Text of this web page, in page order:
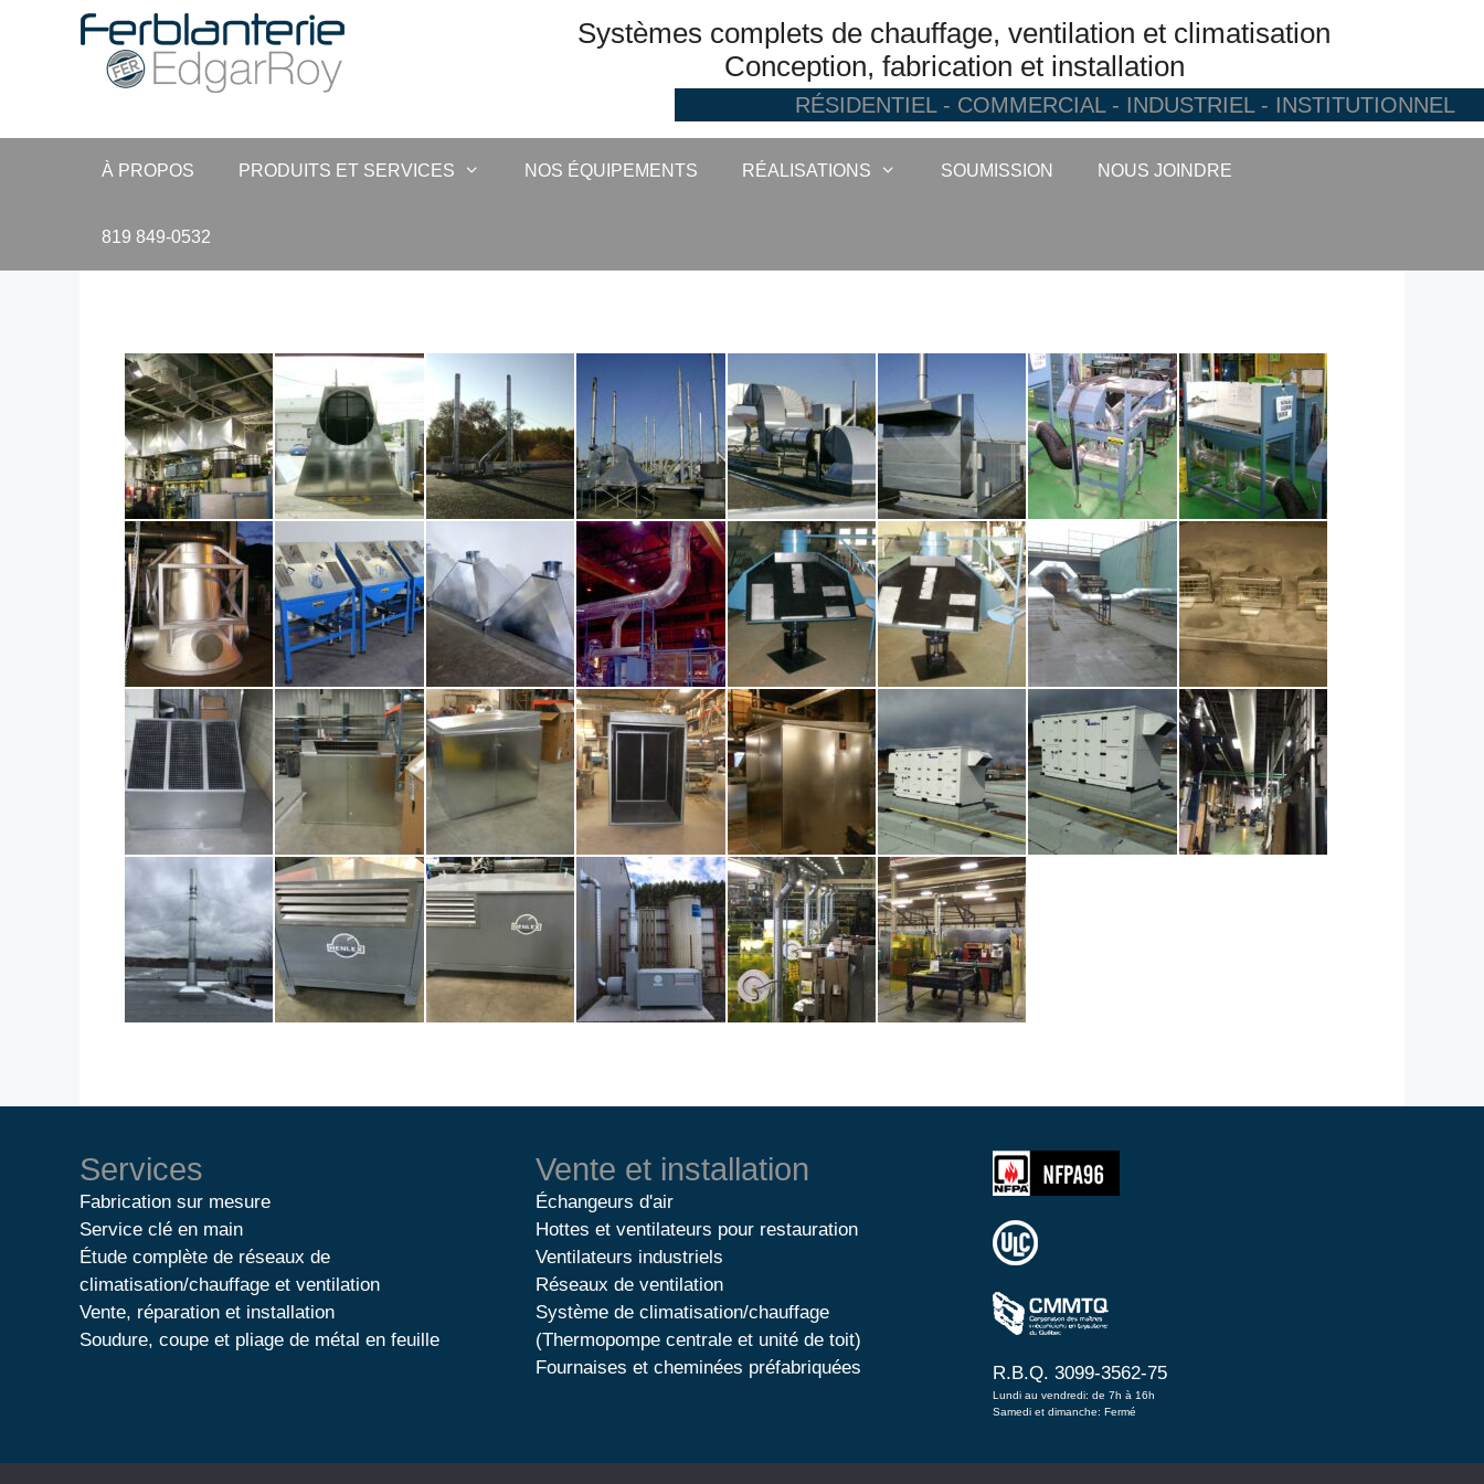
Systèmes complets de chauffage, ventilation et climatisation
Conception, fabrication et installation
RÉSIDENTIEL - COMMERCIAL - INDUSTRIEL - INSTITUTIONNEL
À PROPOS PRODUITS ET SERVICES NOS ÉQUIPEMENTS RÉALISATIONS SOUMISSION NOUS JOINDRE
819 849-0532
Services
Fabrication sur mesure
Service clé en main
Étude complète de réseaux de
climatisation/chauffage et ventilation
Vente, réparation et installation
Soudure, coupe et pliage de métal en feuille
Vente et installation
Échangeurs d'air
Hottes et ventilateurs pour restauration
Ventilateurs industriels
Réseaux de ventilation
Système de climatisation/chauffage
(Thermopompe centrale et unité de toit)
Fournaises et cheminées préfabriquées
R.B.Q. 3099-3562-75
Lundi au vendredi: de 7h à 16h
Samedi et dimanche: Fermé